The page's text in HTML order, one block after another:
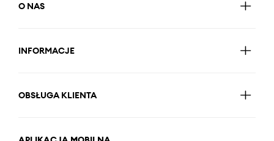
O NAS
INFORMACJE
OBSŁUGA KLIENTA